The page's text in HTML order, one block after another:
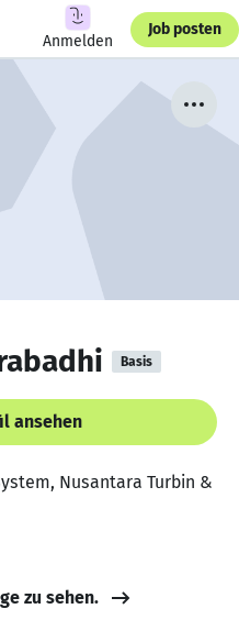
Anmelden
Job posten
Basis
ansehen
Nusantara Turbin &
zu sehen.